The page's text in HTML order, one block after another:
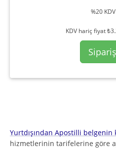
%20
KDV hariç fiyat
Yurtdışından Apostilli
hizmetlerinin tarifelerine göre